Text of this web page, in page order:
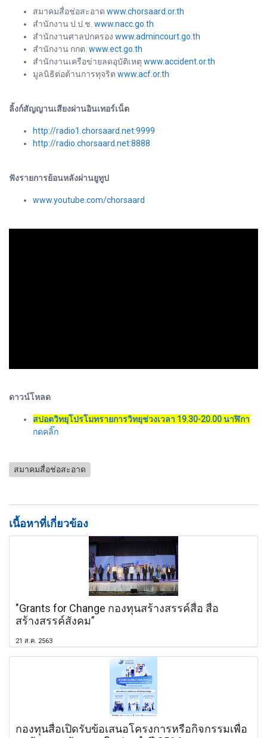
สมาคมสื่อช่อสะอาด www.chorsaard.or.th
สำนักงาน ป.ป.ช. www.nacc.go.th
สำนักงานศาลปกครอง www.admincourt.go.th
สำนักงาน กกต. www.ect.go.th
สำนักงานเครือข่ายลดอุบัติเหตุ www.accident.or.th
มูลนิธิต่อต้านการทุจริต www.acf.or.th
ลิ้งก์สัญญานเสียงผ่านอินเทอร์เน็ต
http://radio1.chorsaard.net:9999
http://radio.chorsaard.net:8888
ฟังรายการย้อนหลังผ่านยูทูป
www.youtube.com/chorsaard
ดาวน์โหลด
สปอตวิทยุโปรโมทรายการวิทยุช่วงเวลา 19.30-20.00 นาฬิกา
กดคลิ๊ก
สมาคมสื่อช่อสะอาด
เนื้อหาที่เกี่ยวข้อง
"Grants for Change กองทุนสร้างสรรค์สื่อ สื่อ
สร้างสรรค์สังคม”
21 ส.ค. 2563
กองทุนสื่อเปิดรับข้อเสนอโครงการหรือกิจกรรมเพื่อ